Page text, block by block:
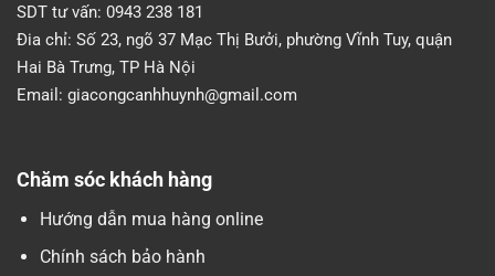
SDT tư vấn: 0943 238 181
Đia chỉ: Số 23, ngõ 37 Mạc Thị Bưởi, phường Vĩnh Tuy, quận
Hai Bà Trưng, TP Hà Nội
Email: giacongcanhhuynh@gmail.com
Chăm sóc khách hàng
Hướng dẫn mua hàng online
Chính sách bảo hành